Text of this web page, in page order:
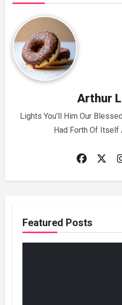
Arthur
Lights You’ll Him Our
Had Forth Of Itself
Featured Posts